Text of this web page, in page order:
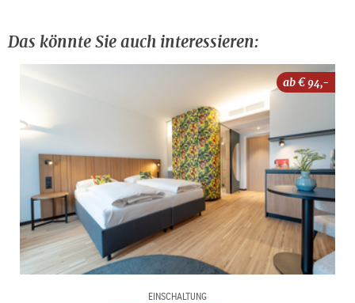
Das könnte Sie auch interessieren:
ab €94,-
EINSCHALTUNG